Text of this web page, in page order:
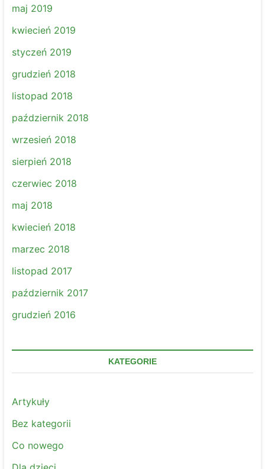
maj 2019
kwiecień 2019
styczeń 2019
grudzień 2018
listopad 2018
październik 2018
wrzesień 2018
sierpień 2018
czerwiec 2018
maj 2018
kwiecień 2018
marzec 2018
listopad 2017
październik 2017
grudzień 2016
KATEGORIE
Artykuły
Bez kategorii
Co nowego